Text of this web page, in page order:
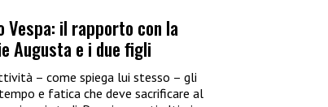
Vespa: il rapporto con la
Augusta e i due figli
– come spiega lui stesso – gli
e fatica che deve sacrificare al